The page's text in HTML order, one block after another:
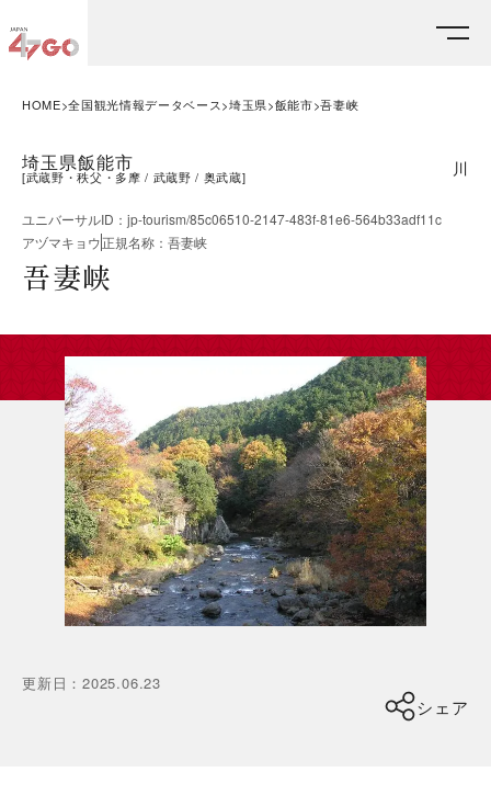
HOME 全国観光情報データベース 埼玉県 飯能市 吾妻峡
埼玉県飯能市
[武蔵野・秩父・多摩 武蔵野 奥武蔵] 川
ユニバーサルID ： jp-tourism/85c06510-2147-483f-81e6-564b33adf11c
アヅマキョウ正規名称 ： 吾妻峡
吾妻峡
更新日 ：2025.06.23
シェア